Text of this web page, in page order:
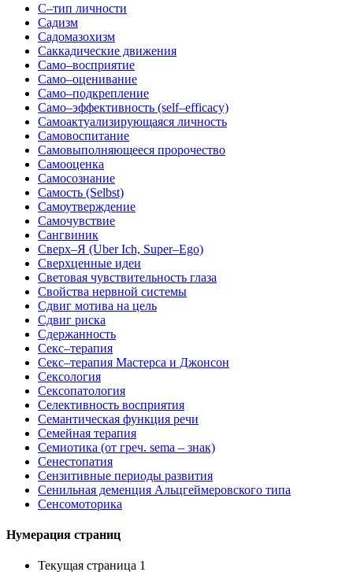
С–тип личности
Садизм
Садомазохизм
Саккадические движения
Само–восприятие
Само–оценивание
Само–подкрепление
Само–эффективность (self–efficacy)
Самоактуализирующаяся личность
Самовоспитание
Самовыполняющееся пророчество
Самооценка
Самосознание
Самость (Selbst)
Самоутверждение
Самочувствие
Сангвиник
Сверх–Я (Uber Ich, Super–Ego)
Сверхценные идеи
Световая чувствительность глаза
Свойства нервной системы
Сдвиг мотива на цель
Сдвиг риска
Сдержанность
Секс–терапия
Секс–терапия Мастерса и Джонсон
Сексология
Сексопатология
Селективность восприятия
Семантическая функция речи
Семейная терапия
Семиотика (от греч. sema – знак)
Сенестопатия
Сензитивные периоды развития
Сенильная деменция Альцгеймеровского типа
Сенсомоторика
Нумерация страниц
Текущая страница 1